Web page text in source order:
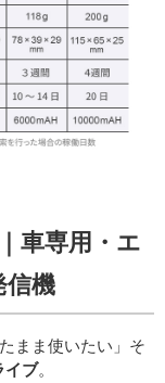
車専用・エ
信機
まま使いたい」そ
イブ。